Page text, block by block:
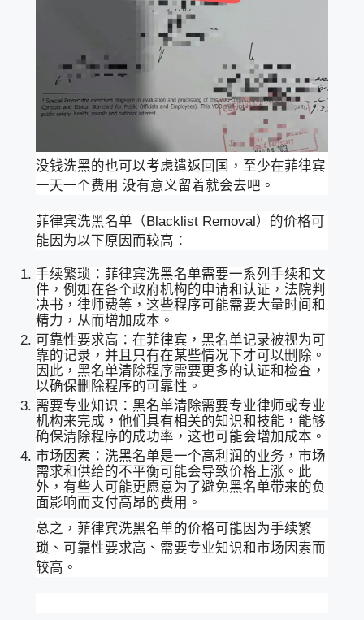
没钱洗黑的也可以考虑遣返回国，至少在菲律宾
一天一个费用 没有意义留着就会去吧。
菲律宾洗黑名单（Blacklist Removal）的价格可
能因为以下原因而较高：
手续繁琐：菲律宾洗黑名单需要一系列手续和文
件，例如在各个政府机构的申请和认证，法院判
决书，律师费等，这些程序可能需要大量时间和
精力，从而增加成本。
可靠性要求高：在菲律宾，黑名单记录被视为可
靠的记录，并且只有在某些情况下才可以删除。
因此，黑名单清除程序需要更多的认证和检查，
以确保删除程序的可靠性。
需要专业知识：黑名单清除需要专业律师或专业
机构来完成，他们具有相关的知识和技能，能够
确保清除程序的成功率，这也可能会增加成本。
市场因素：洗黑名单是一个高利润的业务，市场
需求和供给的不平衡可能会导致价格上涨。此
外，有些人可能更愿意为了避免黑名单带来的负
面影响而支付高昂的费用。
总之，菲律宾洗黑名单的价格可能因为手续繁
琐、可靠性要求高、需要专业知识和市场因素而
较高。